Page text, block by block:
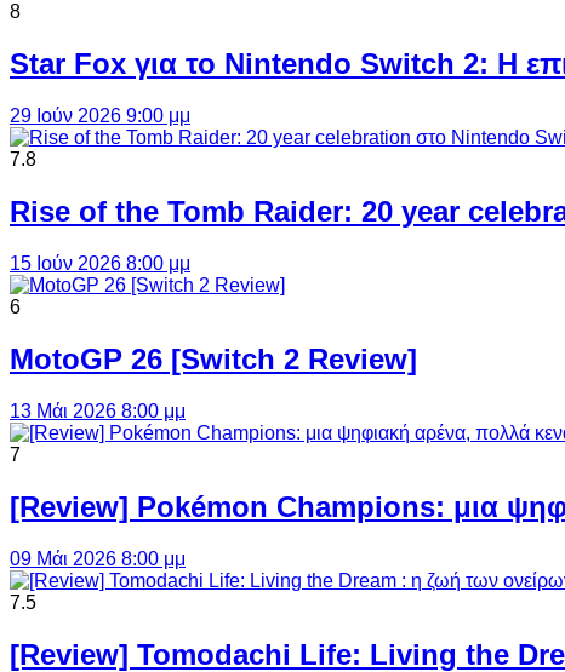
8
Star Fox για το Nintendo Switch 2: Η
29 Ιούν 2026 9:00 μμ
7.8
Rise of the Tomb Raider: 20 year
15 Ιούν 2026 8:00 μμ
6
MotoGP 26 [Switch 2 Review]
13 Μάι 2026 8:00 μμ
7
[Review] Pokémon Champions: μια
09 Μάι 2026 8:00 μμ
7.5
[Review] Tomodachi Life: Living the